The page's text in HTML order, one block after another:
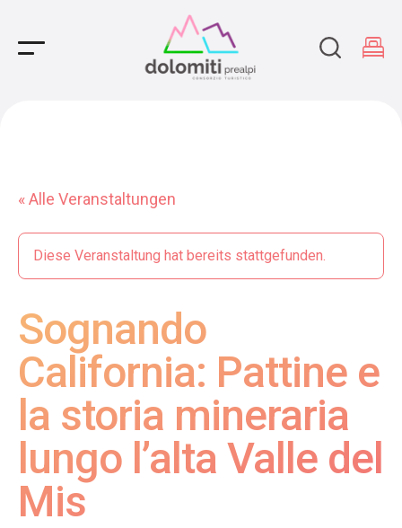
Main Navigation
« Alle Veranstaltungen
Diese Veranstaltung hat bereits stattgefunden.
Sognando
California: Pattine e
la storia mineraria
lungo l’alta Valle del
Mis